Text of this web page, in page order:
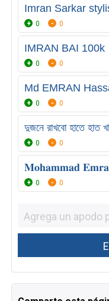
Imran Sarkar
0 0
IMRAN BAI 100k
0 0
Md EMRAN
0 0
দুজনে রাখবো হাতে হাত
0 0
𝐌𝐨𝐡𝐚𝐦𝐦𝐚𝐝
0 0